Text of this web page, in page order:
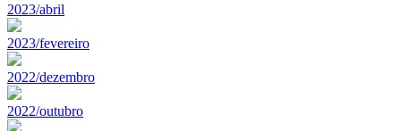
2023/abril
2023/fevereiro
2022/dezembro
2022/outubro